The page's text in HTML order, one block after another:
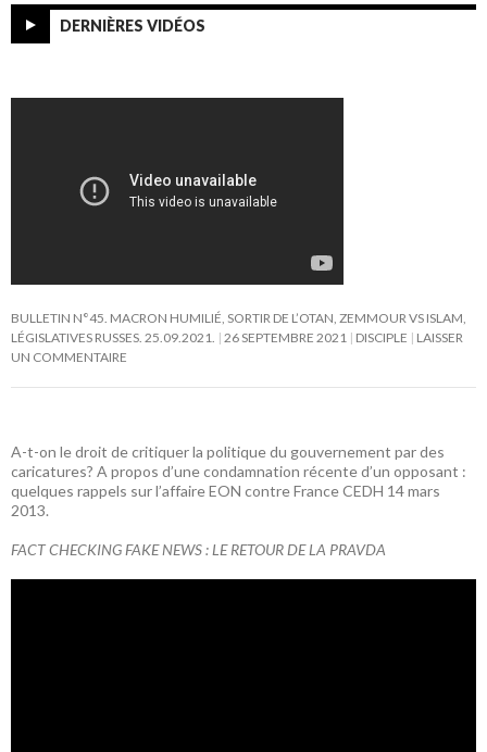
DERNIÈRES VIDÉOS
BULLETIN N°45. MACRON HUMILIÉ, SORTIR DE L’OTAN, ZEMMOUR VS ISLAM,
LÉGISLATIVES RUSSES. 25.09.2021. 26 SEPTEMBRE 2021 DISCIPLE
LAISSER
UN COMMENTAIRE
A-t-on le droit de critiquer la politique du gouvernement par des
caricatures? A propos d’une condamnation récente d’un opposant :
quelques rappels sur l’affaire EON contre France CEDH 14 mars
2013.
FACT CHECKING FAKE NEWS : LE RETOUR DE LA PRAVDA